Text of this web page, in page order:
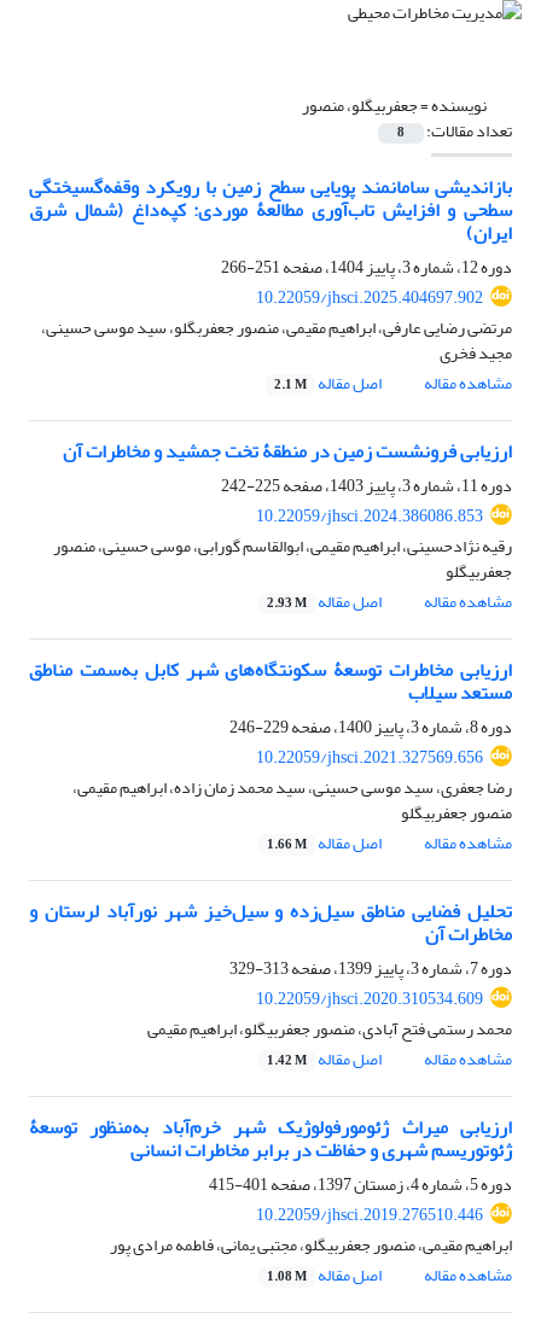
نویسنده =جعفربیگلو، منصور
تعداد مقالات: 8
بازاندیشی سامانمند پویایی سطح زمین با رویکرد وقفه‌گسیختگی
سطحی و افزایش تاب‌آوری مطالعۀ موردی: کپه‌داغ (شمال شرق
ایران)
دوره 12، شماره 3، پاییز 1404، صفحه
251-266
10.22059/jhsci.2025.404697.902
مرتضی رضایی عارفی، ابراهیم مقیمی، منصور جعفر‌بگلو، سید موسی حسینی،
مجید فخری
مشاهده مقاله
اصل مقاله 2.1 M
ارزیابی فرونشست زمین در منطقۀ تخت جمشید و مخاطرات آن
دوره 11، شماره 3، پاییز 1403، صفحه
225-242
10.22059/jhsci.2024.386086.853
رقیه نژادحسینی، ابراهیم مقیمی، ابوالقاسم گورابی، موسی حسینی، منصور
جعفربیگلو
مشاهده مقاله
اصل مقاله 2.93 M
ارزیابی مخاطرات توسعۀ سکونتگاه‌های شهر کابل به‌سمت مناطق
مستعد سیلاب
دوره 8، شماره 3، پاییز 1400، صفحه
229-246
10.22059/jhsci.2021.327569.656
رضا جعفری، سید موسی حسینی، سید محمد زمان زاده، ابراهیم مقیمی،
منصور جعفربیگلو
مشاهده مقاله
اصل مقاله 1.66 M
تحلیل فضایی مناطق سیل‌زده و سیل‌خیز شهر نورآباد لرستان و
مخاطرات آن
دوره 7، شماره 3، پاییز 1399، صفحه
313-329
10.22059/jhsci.2020.310534.609
محمد رستمی فتح آبادی، منصور جعفربیگلو، ابراهیم مقیمی
مشاهده مقاله
اصل مقاله 1.42 M
ارزیابی میراث ژئومورفولوژیک شهر خرم‌آباد به‌منظور توسعۀ
ژئوتوریسم شهری و حفاظت در برابر مخاطرات انسانی
دوره 5، شماره 4، زمستان 1397، صفحه
401-415
10.22059/jhsci.2019.276510.446
ابراهیم مقیمی، منصور جعفربیگلو، مجتبی یمانی، فاطمه مرادی پور
مشاهده مقاله
اصل مقاله 1.08 M